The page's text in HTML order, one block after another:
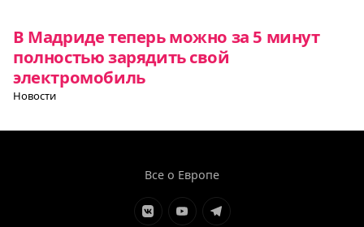
В Мадриде теперь можно за 5 минут
полностью зарядить свой
электромобиль
Новости
Все о Европе
ЭлементЭлементЭлемент